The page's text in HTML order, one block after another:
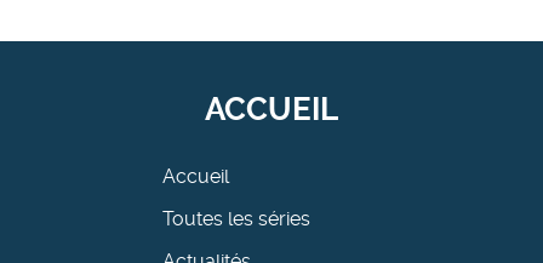
ACCUEIL
Accueil
Toutes les séries